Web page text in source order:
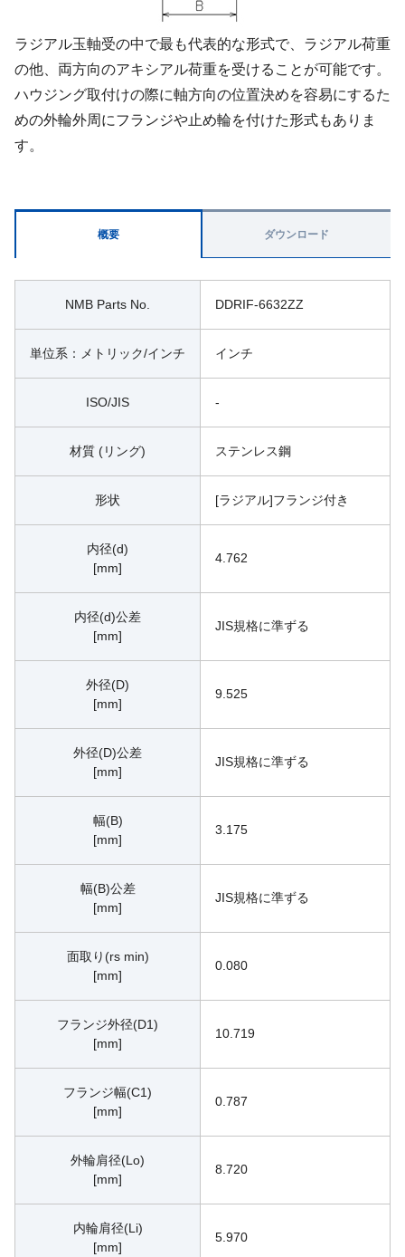
ラジアル玉軸受の中で最も代表的な形式で、ラジアル荷重
の他、両方向のアキシアル荷重を受けることが可能です。
ハウジング取付けの際に軸方向の位置決めを容易にするた
めの外輪外周にフランジや止め輪を付けた形式もありま
す。
概要
NMB Parts No. DDRIF-6632ZZ
単位系：メトリック/インチ インチ
ISO/JIS -
材質 (リング) ステンレス鋼
形状 [ラジアル]フランジ付き
内径(d)
[mm]
4.762
内径(d)公差
[mm]
JIS規格に準ずる
外径(D)
[mm]
9.525
外径(D)公差
[mm]
JIS規格に準ずる
幅(B)
[mm]
3.175
幅(B)公差
[mm]
JIS規格に準ずる
面取り(rs min)
[mm]
0.080
フランジ外径(D1)
[mm]
10.719
フランジ幅(C1)
[mm]
0.787
外輪肩径(Lo)
[mm]
8.720
内輪肩径(Li)
[mm]
5.970
ダウンロード